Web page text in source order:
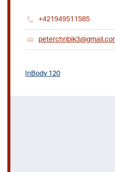
+421949511585
InBody 120